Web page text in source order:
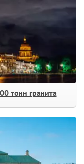
тонн гранита